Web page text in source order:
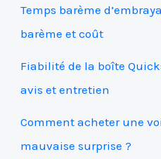
Temps barème
barème et coût
Fiabilité de la boîte
avis et entretien
Comment acheter une
mauvaise surprise ?